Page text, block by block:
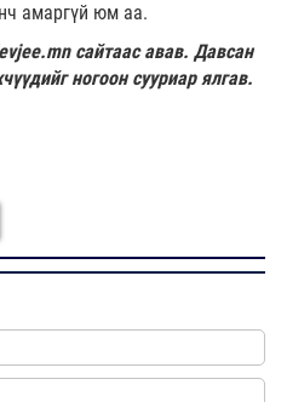
амаргүй юм аа.
сайтаас авав. Давсан
ногоон сууриар ялгав.